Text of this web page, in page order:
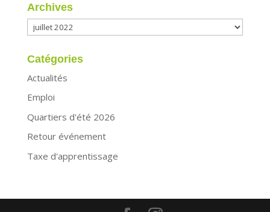
Archives
Archives
Catégories
Actualités
Emploi
Quartiers d'été 2026
Retour événement
Taxe d'apprentissage